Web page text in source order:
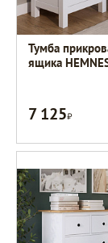
Тумба
ящика
7 125Р